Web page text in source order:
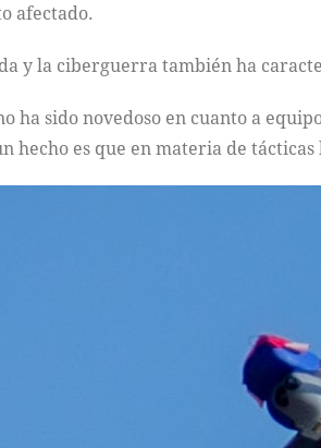
afectado.
y la ciberguerra también ha
ha sido novedoso en cuanto a
hecho es que en materia de